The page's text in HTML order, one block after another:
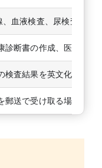
、血液検査、尿検査など
診断書の作成、医師署名
検査結果を英文化する場
郵送で受け取る場合の送